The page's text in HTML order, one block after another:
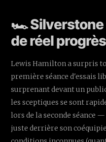
🏎️ Silverstone
de réel
Lewis Hamilton a surpris
première séance d'essais
surprenant devant un
les sceptiques se sont
lors de la seconde
juste derrière son